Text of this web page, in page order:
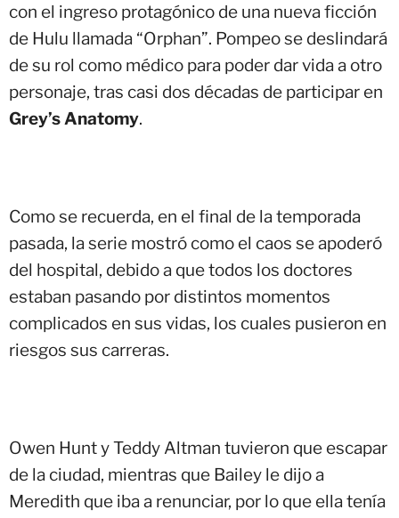
con el ingreso protagónico de una nueva ficción
de Hulu llamada “Orphan”. Pompeo se deslindará
de su rol como médico para poder dar vida a otro
personaje, tras casi dos décadas de participar en
Grey’s Anatomy.
Como se recuerda, en el final de la temporada
pasada, la serie mostró como el caos se apoderó
del hospital, debido a que todos los doctores
estaban pasando por distintos momentos
complicados en sus vidas, los cuales pusieron en
riesgos sus carreras.
Owen Hunt y Teddy Altman tuvieron que escapar
de la ciudad, mientras que Bailey le dijo a
Meredith que iba a renunciar, por lo que ella tenía